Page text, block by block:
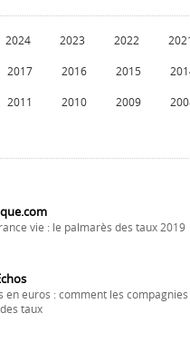
2024 2023 2022 2021
2017 2016 2015
2011 2010 2009
vie : le palmarès des taux 2019
en euros : comment les
taux